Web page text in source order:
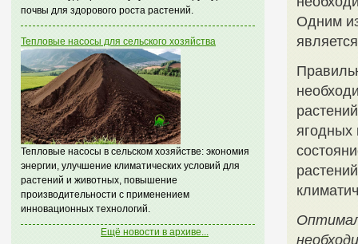
почвы для здорового роста растений.
Тепловые насосы для сельского хозяйства
Тепловые насосы в сельском хозяйстве: экономия
энергии, улучшение климатических условий для
растений и животных, повышение
производительности с применением
инновационных технологий.
Ещё новости в архиве...
Одним
ягодных